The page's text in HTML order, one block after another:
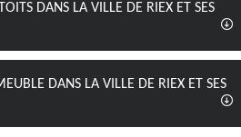
DANS LA VILLE DE RIEX ET SES
DANS LA VILLE DE RIEX ET SES